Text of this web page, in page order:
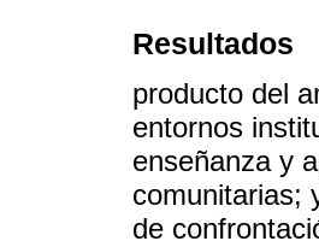
Resultados
producto del
entornos
enseñanza y
comunitarias;
de